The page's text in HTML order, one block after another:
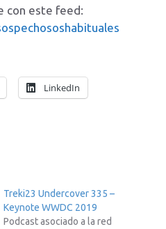
con este feed:
LinkedIn
Treki23 Undercover 335 –
Keynote WWDC 2019
Podcast asociado a la red